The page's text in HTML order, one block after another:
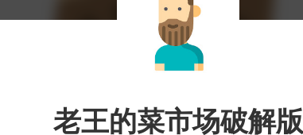
老王的菜市场破解版